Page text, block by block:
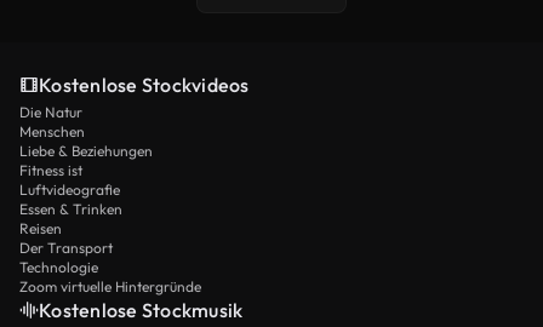
Kostenlose Stockvideos
Die Natur
Menschen
Liebe & Beziehungen
Fitness ist
Luftvideografie
Essen & Trinken
Reisen
Der Transport
Technologie
Zoom virtuelle Hintergründe
Kostenlose Stockmusik